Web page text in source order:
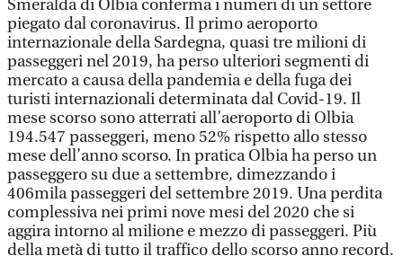
Smeralda di Olbia conferma i numeri di un settore
piegato dal coronavirus. Il primo aeroporto
internazionale della Sardegna, quasi tre milioni di
passeggeri nel 2019, ha perso ulteriori segmenti di
mercato a causa della pandemia e della fuga dei
turisti internazionali determinata dal Covid-19. Il
mese scorso sono atterrati all’aeroporto di Olbia
194.547 passeggeri, meno 52% rispetto allo stesso
mese dell’anno scorso. In pratica Olbia ha perso un
passeggero su due a settembre, dimezzando i
406mila passeggeri del settembre 2019. Una perdita
complessiva nei primi nove mesi del 2020 che si
aggira intorno al milione e mezzo di passeggeri. Più
della metà di tutto il traffico dello scorso anno record.